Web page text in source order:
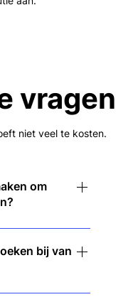
vragen
niet veel te kosten.
om
tik om
van privacy.
bij van